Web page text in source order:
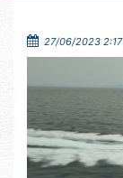
27/06/2023